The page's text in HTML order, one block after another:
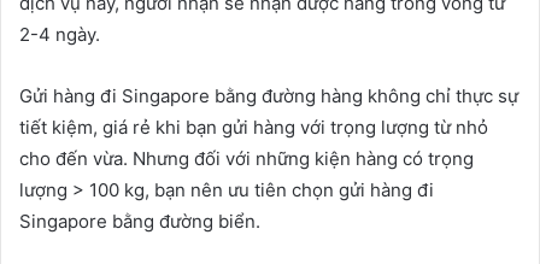
2-4 ngày.
Gửi hàng đi Singapore bằng đường hàng không chỉ thực sự
tiết kiệm, giá rẻ khi bạn gửi hàng với trọng lượng từ nhỏ
cho đến vừa. Nhưng đối với những kiện hàng có trọng
lượng > 100 kg, bạn nên ưu tiên chọn gửi hàng đi
Singapore bằng đường biển.